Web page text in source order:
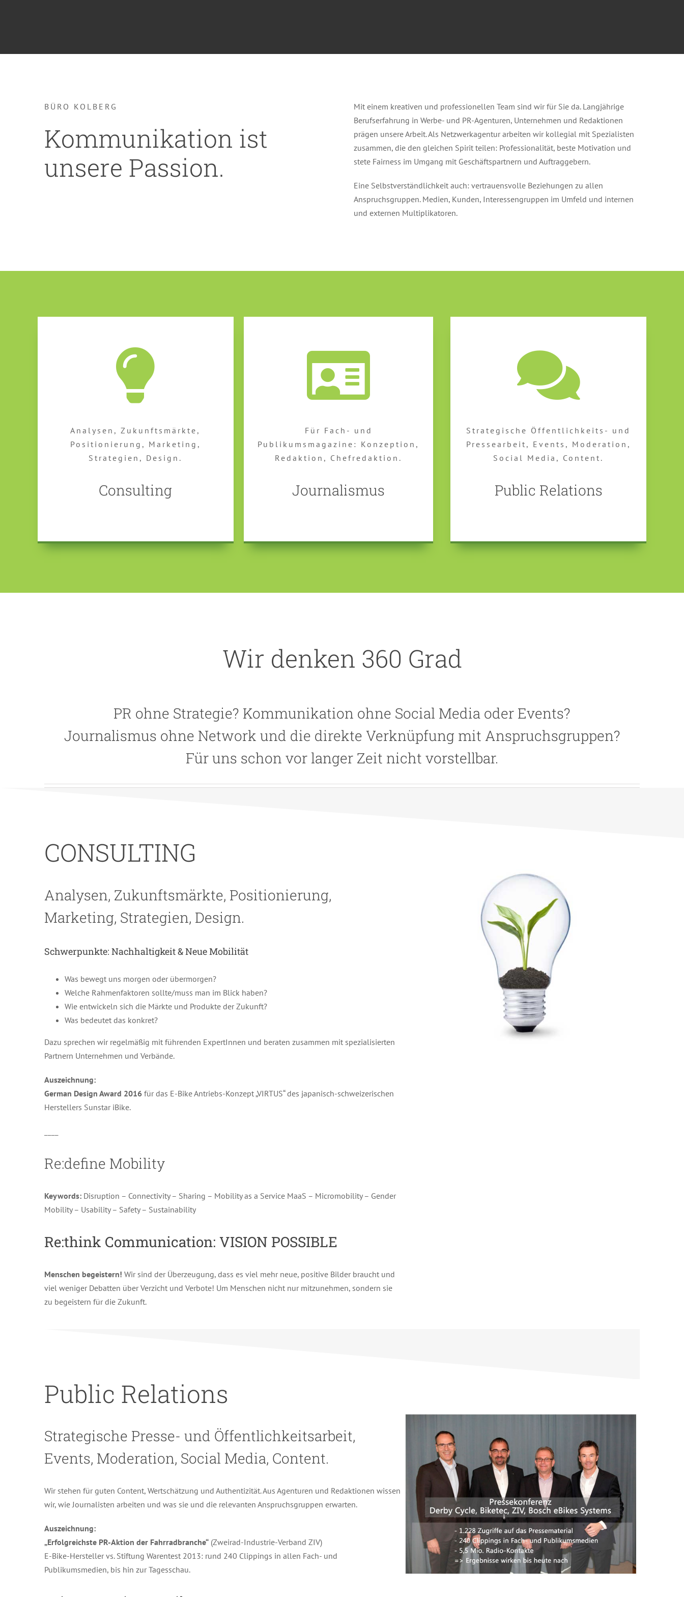
BÜRO KOLBERG
Kommunikation ist
unsere Passion.
Mit einem kreativen und professionellen Team sind wir für Sie da. Langjährige
Berufserfahrung in Werbe- und PR-Agenturen, Unternehmen und Redaktionen
prägen unsere Arbeit.Als Netzwerkagentur arbeiten wir kollegial mit Spezialisten
zusammen, die den gleichen Spirit teilen: Professionalität, beste Motivation und
stete Fairness im Umgang mit Geschäftspartnern und Auftraggebern.
Eine Selbstverständlichkeit auch: vertrauensvolle Beziehungen zu allen
Anspruchsgruppen. Medien, Kunden, Interessengruppen im Umfeld und internen
und externen Multiplikatoren.
Analysen, Zukunftsmärkte,
Positionierung, Marketing,
Strategien, Design.
Consulting
Für Fach- und
Publikumsmagazine: Konzeption,
Redaktion, Chefredaktion.
Journalismus
Strategische Öffentlichkeits- und
Pressearbeit, Events, Moderation,
Social Media, Content.
Public Relations
Wir denken 360 Grad
PR ohne Strategie? Kommunikation ohne Social Media oder Events?
Journalismus ohne Network und die direkte Verknüpfung mit Anspruchsgruppen?
Für uns schon vor langer Zeit nicht vorstellbar.
CONSULTING
Analysen, Zukunftsmärkte, Positionierung,
Marketing, Strategien, Design.
Schwerpunkte: Nachhaltigkeit & Neue Mobilität
Was bewegt uns morgen oder übermorgen?
Welche Rahmenfaktoren sollte/muss man im Blick haben?
Wie entwickeln sich die Märkte und Produkte der Zukunft?
Was bedeutet das konkret?
Dazu sprechen wir regelmäßig mit führenden ExpertInnen und beraten zusammen mit spezialisierten
Partnern Unternehmen und Verbände.
Auszeichnung:
German Design Award 2016 für das E-Bike Antriebs-Konzept „VIRTUS“ des japanisch-schweizerischen
Herstellers Sunstar iBike.
Re:define Mobility
Keywords: Disruption – Connectivity – Sharing – Mobility as a Service MaaS – Micromobility – Gender
Mobility – Usability – Safety – Sustainability
Re:think Communication: VISION POSSIBLE
Menschen begeistern! Wir sind der Überzeugung, dass es viel mehr neue, positive Bilder braucht und
viel weniger Debatten über Verzicht und Verbote! Um Menschen nicht nur mitzunehmen, sondern sie
zu begeistern für die Zukunft.
Public Relations
Strategische Presse- und Öffentlichkeitsarbeit,
Events, Moderation, Social Media, Content.
Wir stehen für guten Content, Wertschätzung und Authentizität. Aus Agenturen und Redaktionen wissen
wir, wie Journalisten arbeiten und was sie und die relevanten Anspruchsgruppen erwarten.
Auszeichnung:
„Erfolgreichste PR-Aktion der Fahrradbranche“ (Zweirad-Industrie-Verband ZIV)
E-Bike-Hersteller vs. Stiftung Warentest 2013: rund 240 Clippings in allen Fach- und
Publikumsmedien, bis hin zur Tagesschau.